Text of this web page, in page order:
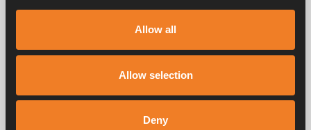
Allow all
Allow selection
Deny